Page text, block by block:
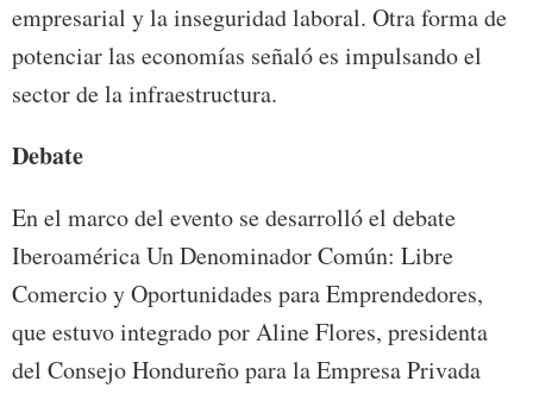
empresarial y la inseguridad laboral. Otra forma de
potenciar las economías señaló es impulsando el
sector de la infraestructura.
Debate
En el marco del evento se desarrolló el debate
Iberoamérica Un Denominador Común: Libre
Comercio y Oportunidades para Emprendedores,
que estuvo integrado por Aline Flores, presidenta
del Consejo Hondureño para la Empresa Privada